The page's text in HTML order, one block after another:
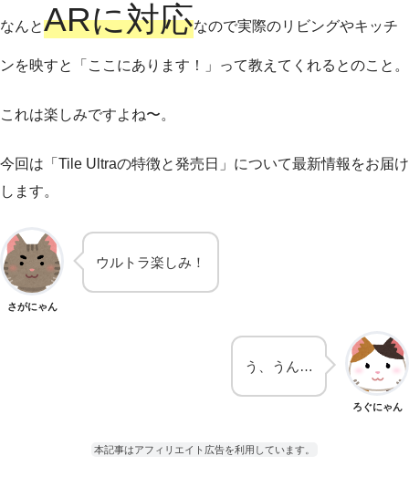
なんとARに対応なので実際のリビングやキッチ
ンを映すと「ここにあります！」って教えてくれるとのこと。
これは楽しみですよね〜。
今回は「Tile Ultraの特徴と発売日」について最新情報をお届け
します。
さがにゃん
ウルトラ楽しみ！
ろぐにゃん
う、うん…
本記事はアフィリエイト広告を利用しています。